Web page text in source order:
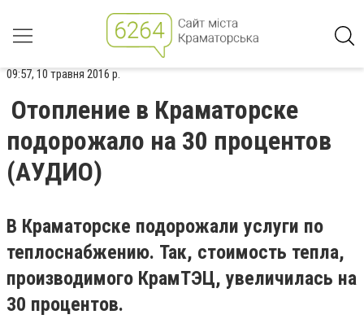
09:57, 10 травня 2016 р.
Отопление в Краматорске
подорожало на 30 процентов
(АУДИО)
В Краматорске подорожали услуги по
теплоснабжению. Так, стоимость тепла,
производимого КрамТЭЦ, увеличилась на
30 процентов.